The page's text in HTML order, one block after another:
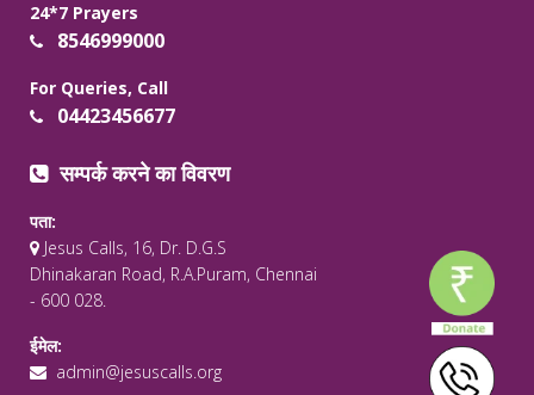
24*7 Prayers
8546999000
For Queries, Call
04423456677
सम्पर्क करने का विवरण
पता:
Jesus Calls, 16, Dr. D.G.S
Dhinakaran Road, R.A.Puram, Chennai
- 600 028.
ईमेल:
admin@jesuscalls.org